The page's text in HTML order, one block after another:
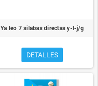
Ya leo 7 silabas directas y-l-j/g
DETALLES